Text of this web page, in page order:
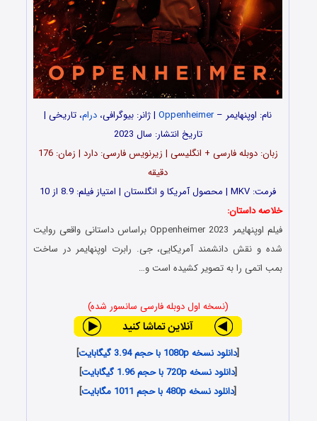
نام: اوپنهایمر –
Oppenheimer | ژانر: بیوگرافی، درام، تاریخی |
تاریخ انتشار: سال 2023
زبان: دوبله فارسی + انگلیسی | زیرنویس فارسی: دارد | زمان: 176
دقیقه
فرمت: MKV | محصول آمریکا و انگلستان | امتیاز فیلم: 8.9 از 10
خلاصه داستان:
فیلم اوپنهایمر
Oppenheimer 2023 براساس داستانی واقعی روایت
شده و نقش دانشمند آمریکایی، جی. رابرت اوپنهایمر در ساخت
بمب اتمی را به تصویر کشیده است و…
(نسخه اول دوبله فارسی سانسور شده)
[دانلود نسخه 1080p با حجم 3.94 گیگابایت
]
[دانلود نسخه 720p با حجم 1.96 گیگابایت
]
[دانلود نسخه 480p با حجم 1011 مگابایت ]